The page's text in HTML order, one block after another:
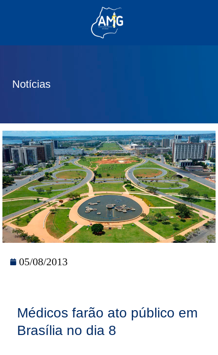
Notícias
05/08/2013
Médicos farão ato público em
Brasília no dia 8